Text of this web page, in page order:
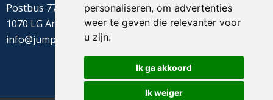
personaliseren, om advertenties
weer te geven die relevanter voor
u zijn.
Ik ga akkoord
Ik weiger
Postbus 77655
1070 LG Amsterdam
info@jumpingamsterdam.nl